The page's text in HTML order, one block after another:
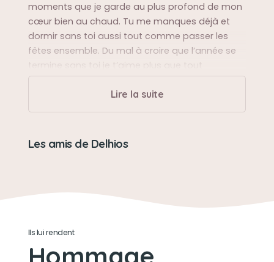
moments que je garde au plus profond de mon
cœur bien au chaud. Tu me manques déjà et
dormir sans toi aussi tout comme passer les
fêtes ensemble. Du mal à croire que l’année se
termine sans toi je t’aime plus que tout
Sa balade préférée
sablettes là où tu as le moins froid et où tu sens
Sa bêtise préférée
mes petshops à 4 ans, déchirer les sopalins.
Lire la suite
Les amis de Delhios
Ils lui rendent
Hommage